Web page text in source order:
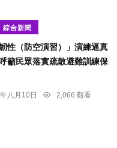
綜合新聞
性（防空演習）」演練逼真
籲民眾落實疏散避難訓練保
八月10日
2,066 觀看